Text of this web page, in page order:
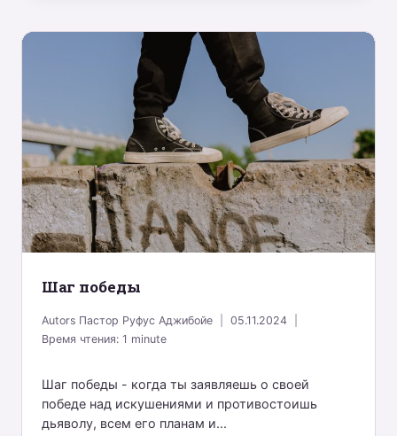
Шаг победы
Autors Пастор Руфус Аджибойе
05.11.2024
Время чтения:1 minute
Шаг победы - когда ты заявляешь о своей
победе над искушениями и противостоишь
дьяволу, всем его планам и...